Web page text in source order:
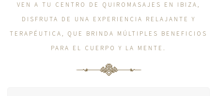
VEN A TU CENTRO DE QUIROMASAJES EN IBIZA,
DISFRUTA DE UNA EXPERIENCIA RELAJANTE Y
TERAPÉUTICA, QUE BRINDA MÚLTIPLES BENEFICIOS
PARA EL CUERPO Y LA MENTE.